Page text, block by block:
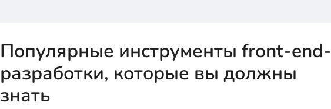
Популярные инструменты front-end-
разработки, которые вы должны
знать